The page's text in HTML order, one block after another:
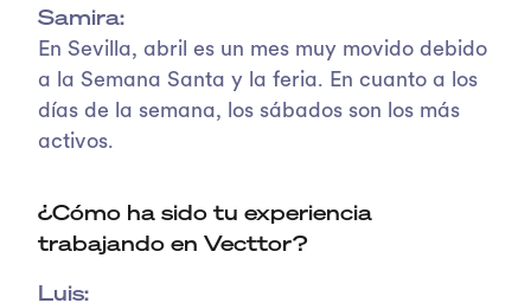
Samira:
En Sevilla, abril es un mes muy movido debido
a la Semana Santa y la feria. En cuanto a los
días de la semana, los sábados son los más
activos.
¿Cómo ha sido tu experiencia
trabajando en Vecttor?
Luis: